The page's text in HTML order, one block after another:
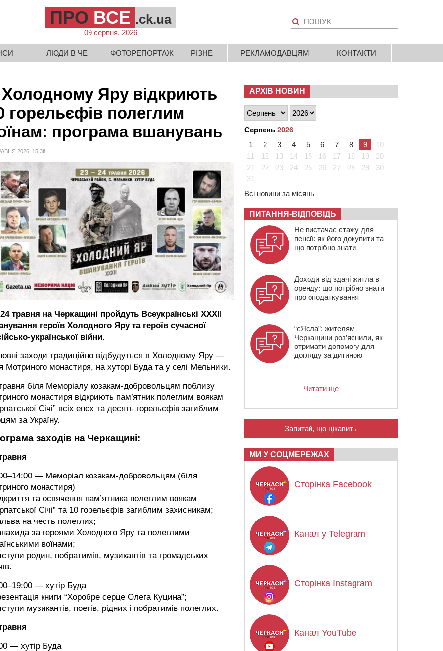
ПРО ВСЕ .ck.ua
09 серпня, 2026
ЛЮДИ В ЧЕ ФОТОРЕПОРТАЖ РІЗНЕ РЕКЛАМОДАВЦЯМ КОНТАКТИ
Яру відкриють
горельєфів полеглим
програма вшанувань
2026, 15:38
травня на Черкащині пройдуть Всеукраїнські XXXII
героїв Холодного Яру та героїв сучасної
української війни.
заходи традиційно відбудуться в Холодному Яру —
Мотриного монастиря, на хуторі Буда та у селі Мельники.
біля Меморіалу козакам-добровольцям поблизу
монастиря відкриють пам’ятник полеглим воякам
Січі” всіх епох та десять горельєфів загиблим
за Україну.
заходів на Черкащині:
— Меморіал козакам-добровольцям (біля
монастиря)
та освячення пам’ятника полеглим воякам
Січі” та 10 горельєфів загиблим захисникам;
на честь полеглих;
за героями Холодного Яру та полеглими
воїнами;
родин, побратимів, музикантів та громадських
— хутір Буда
книги “Хоробре серце Олега Куцина”;
музикантів, поетів, рідних і побратимів полеглих.
— хутір Буда
АРХІВ НОВИН
Серпень 2026
1
2 3 4 5 6 7 8 9
10
11
12 13 14 15 16 17 18 19
20
21
22 23 24 25 26 27 28 29
30
31
Всі новини за місяць
ПИТАННЯ-ВІДПОВІДЬ
Не вистачає стажу для
пенсії: як його докупити та
що потрібно знати
Доходи від здачі житла в
оренду: що потрібно знати
про оподаткування
“єЯсла”: жителям
Черкащини роз’яснили, як
отримати допомогу для
догляду за дитиною
Читати ще
Запитай, що цікавить
МИ У СОЦМЕРЕЖАХ
Сторінка Facebook
Канал у Telegram
Сторінка Instagram
Канал YouTube